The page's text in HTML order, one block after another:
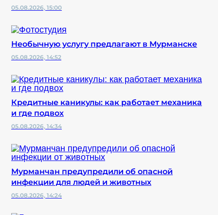
05.08.2026, 15:00
Необычную услугу предлагают в Мурманске
05.08.2026, 14:52
Кредитные каникулы: как работает механика
и где подвох
05.08.2026, 14:34
Мурманчан предупредили об опасной
инфекции для людей и животных
05.08.2026, 14:24